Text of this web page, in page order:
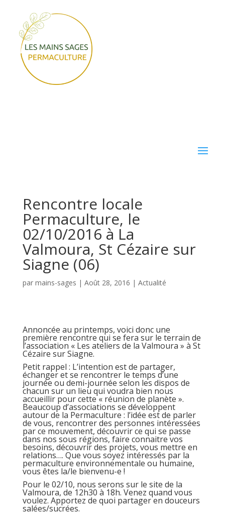
Rencontre locale
Permaculture, le
02/10/2016 à La
Valmoura, St Cézaire sur
Siagne (06)
par mains-sages | Août 28, 2016 | Actualité
Annoncée au printemps, voici donc une
première rencontre qui se fera sur le terrain de
l’association « Les ateliers de la Valmoura » à St
Cézaire sur Siagne.
Petit rappel : L’intention est de partager,
échanger et se rencontrer le temps d’une
journée ou demi-journée selon les dispos de
chacun sur un lieu qui voudra bien nous
accueillir pour cette « réunion de planète ».
Beaucoup d’associations se développent
autour de la Permaculture : l’idée est de parler
de vous, rencontrer des personnes intéressées
par ce mouvement, découvrir ce qui se passe
dans nos sous régions, faire connaitre vos
besoins, découvrir des projets, vous mettre en
relations…. Que vous soyez intéressés par la
permaculture environnementale ou humaine,
vous êtes la/le bienvenu-e !
Pour le 02/10, nous serons sur le site de la
Valmoura, de 12h30 à 18h. Venez quand vous
voulez. Apportez de quoi partager en douceurs
salées/sucrées.